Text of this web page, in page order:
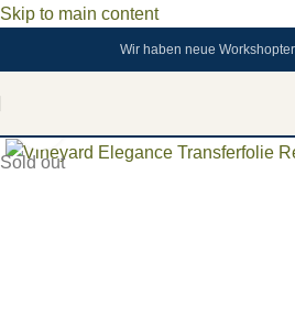
Skip to main content
Wir haben neue
Sold out